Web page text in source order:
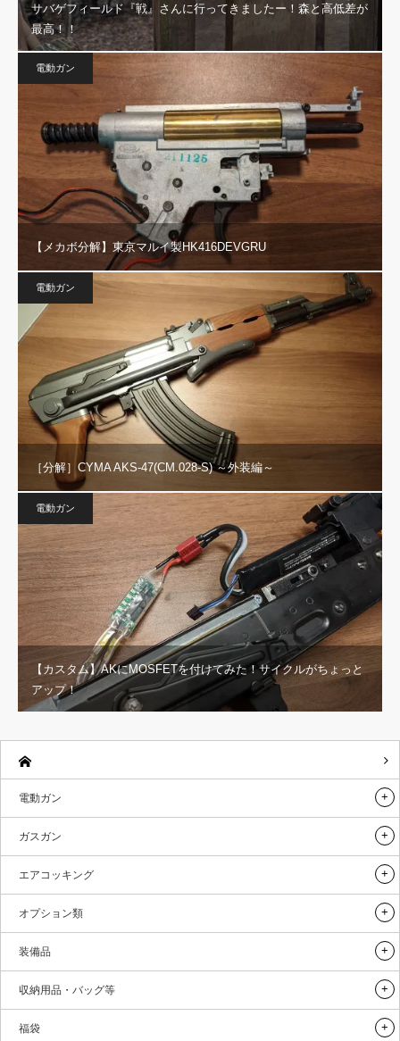
サバゲフィールド『戦』さんに行ってきましたー！森と高低差が
最高！！
電動ガン
【メカボ分解】東京マルイ製HK416DEVGRU
電動ガン
［分解］CYMA AKS-47(CM.028-S) ～外装編～
電動ガン
【カスタム】AKにMOSFETを付けてみた！サイクルがちょっと
アップ！
電動ガン
ガスガン
エアコッキング
オプション類
装備品
収納用品・バッグ等
福袋